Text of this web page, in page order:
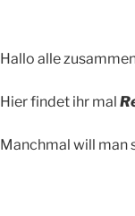
Hallo alle
Hier findet ihr mal
Manchmal will man